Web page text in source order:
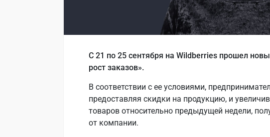
С 21 по 25 сентября на Wildberries прошел
рост заказов».
В соответствии с ее условиями,
предоставляя скидки на продукцию, и
товаров относительно предыдущей недели,
от компании.